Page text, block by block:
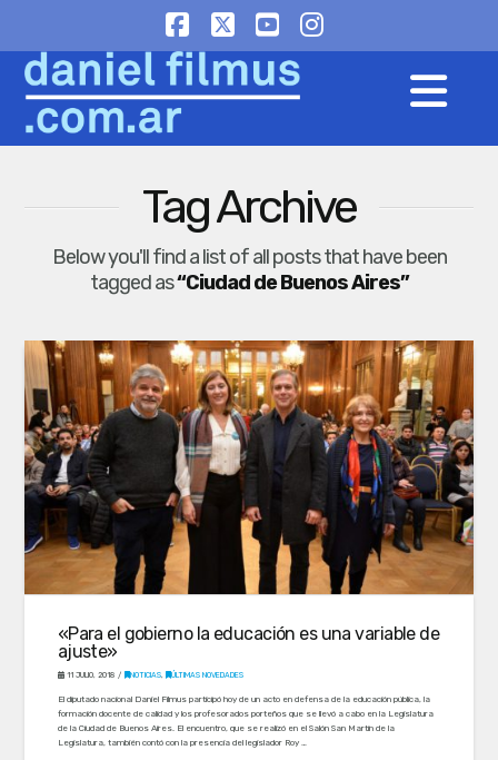
Facebook
X YouTube
Instagram
Tag Archive
Below you'll find a list of all posts that have been
tagged as“Ciudad de Buenos Aires”
«Para el gobierno la educación es una variable de
ajuste»
11 JULIO, 2018 NOTICIAS, ÚLTIMAS NOVEDADES
El diputado nacional Daniel Filmus participó hoy de un acto en defensa de la educación pública, la
formación docente de calidad y los profesorados porteños que se llevó a cabo en la Legislatura
de la Ciudad de Buenos Aires. El encuentro, que se realizó en el Salón San Martín de la
Legislatura, también contó con la presencia del legislador Roy …